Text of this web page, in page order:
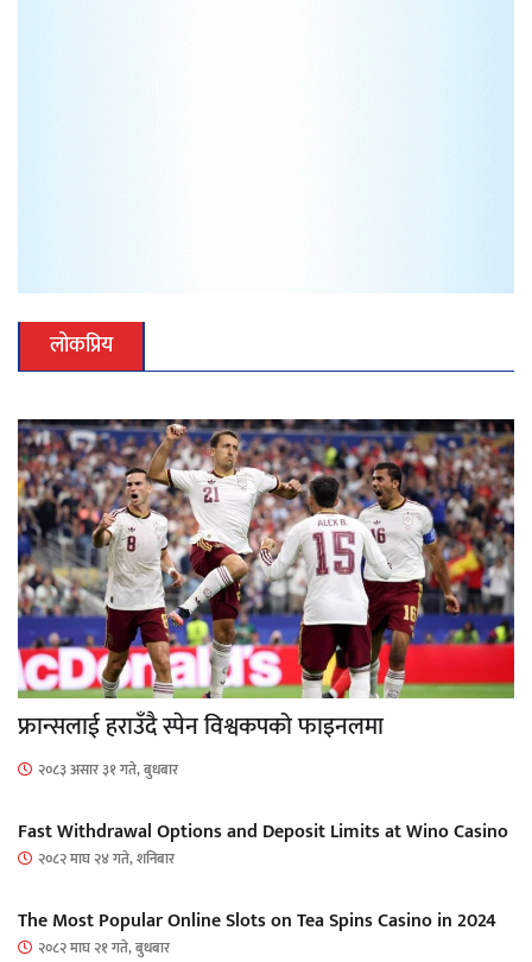
लोकप्रिय
फ्रान्सलाई हराउँदै स्पेन विश्वकपको फाइनलमा
२०८३ असार ३१ गते, बुधबार
Fast Withdrawal Options and Deposit Limits at Wino Casino
२०८२ माघ २४ गते, शनिबार
The Most Popular Online Slots on Tea Spins Casino in 2024
२०८२ माघ २१ गते, बुधबार